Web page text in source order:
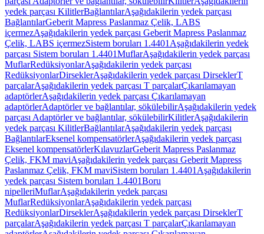
yedek parçası KilitlerBağlantılarAşağıdakilerin yedek parçası
BağlantılarGeberit Mapress Paslanmaz Çelik, LABS
içermezAşağıdakilerin yedek parçası Geberit Mapress Paslanmaz
Çelik, LABS içermezSistem boruları 1.4401 Aşağıdakilerin yedek
parçası Sistem boruları 1.4401MuflarAşağıdakilerin yedek parçası
MuflarRedüksiyonlarAşağıdakilerin yedek parçası
RedüksiyonlarDirseklerAşağıdakilerin yedek parçası DirseklerT
parçalarAşağıdakilerin yedek parçası T parçalarÇıkarılamayan
adaptörlerAşağıdakilerin yedek parçası Çıkarılamayan
adaptörlerAdaptörler ve bağlantılar, sökülebilirAşağıdakilerin yedek
parçası Adaptörler ve bağlantılar, sökülebilirKilitlerAşağıdakilerin
yedek parçası KilitlerBağlantılarAşağıdakilerin yedek parçası
BağlantılarEksenel kompensatörlerAşağıdakilerin yedek parçası
Eksenel kompensatörlerKılavuzlarGeberit Mapress Paslanmaz
Çelik, FKM maviAşağıdakilerin yedek parçası Geberit Mapress
Paslanmaz Çelik, FKM maviSistem boruları 1.4401 Aşağıdakilerin
yedek parçası Sistem boruları 1.4401Boru
nipelleriMuflarAşağıdakilerin yedek parçası
MuflarRedüksiyonlarAşağıdakilerin yedek parçası
RedüksiyonlarDirseklerAşağıdakilerin yedek parçası DirseklerT
parçalarAşağıdakilerin yedek parçası T parçalarÇıkarılamayan